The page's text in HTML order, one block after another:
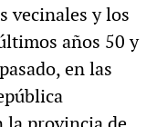
vecinales y los
años 50 y
en las